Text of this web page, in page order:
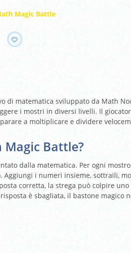
Magic Battle
di matematica sviluppato da Math
i mostri in diversi livelli. Il
a moltiplicare e dividere
Magic Battle?
dalla matematica. Per ogni
Aggiungi i numeri insieme, sottraili,
corretta, la strega può colpire
è sbagliata, il bastone magico